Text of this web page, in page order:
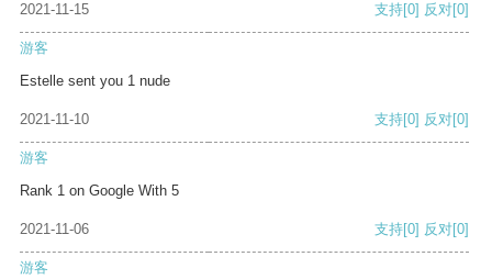
2021-11-15 支持[0] 反对[0]
游客
Estelle sent you 1 nude
2021-11-10 支持[0] 反对[0]
游客
Rank 1 on Google With 5
2021-11-06 支持[0] 反对[0]
游客